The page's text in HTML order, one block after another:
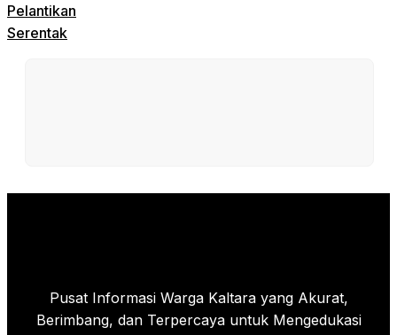
Pelantikan
Serentak
Pusat Informasi Warga Kaltara yang Akurat,
Berimbang, dan Terpercaya untuk Mengedukasi